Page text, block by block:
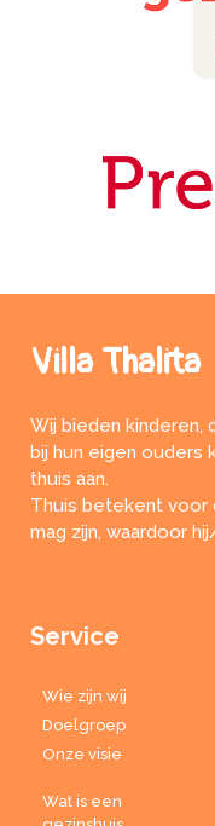
Villa Thalita
Wij bieden kinderen,
bij hun eigen ouders
thuis aan.
Thuis betekent voor
mag zijn, waardoor
Service
Wie zijn wij
Doelgroep
Onze visie
Wat is een